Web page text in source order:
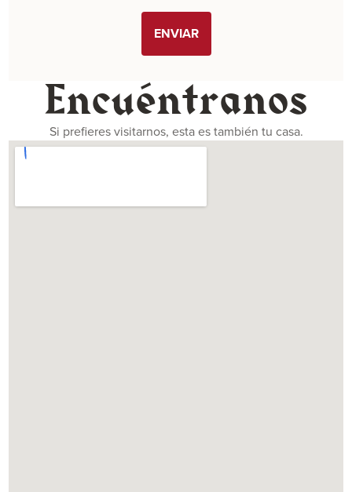
ENVIAR
Encuéntranos
Si prefieres visitarnos, esta es también tu casa.